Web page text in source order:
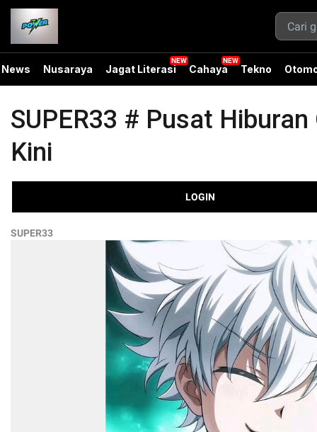
News Nusaraya Jagat Literasi Cahaya Tekno
SUPER33 # Pusat
Kini
LOGIN
SUPER33